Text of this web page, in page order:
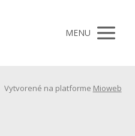
MENU
Vytvorené na platforme Mioweb